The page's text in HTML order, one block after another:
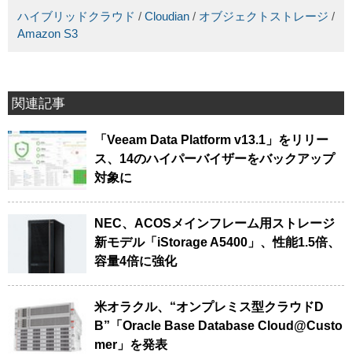
ハイブリッドクラウド / Cloudian / オブジェクトストレージ /
Amazon S3
関連記事
「Veeam Data Platform v13.1」をリリー
ス、14のハイパーバイザーをバックアップ
対象に
NEC、ACOSメインフレーム用ストレージ
新モデル「iStorage A5400」、性能1.5倍、
容量4倍に強化
米オラクル、“オンプレミス型クラウドD
B”「Oracle Base Database Cloud@Custo
mer」を発表